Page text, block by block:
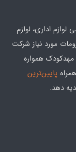
اداری، لوازم
مورد نیاز شرکت
مهدکودک همواره
پایین‌ترین
دهد.